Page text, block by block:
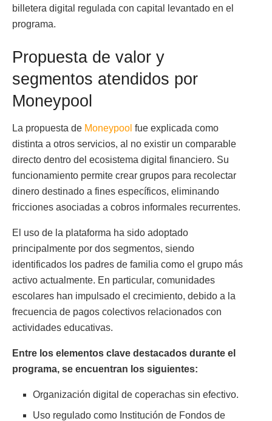
billetera digital regulada con capital levantado en el
programa.
Propuesta de valor y
segmentos atendidos por
Moneypool
La propuesta de Moneypool fue explicada como
distinta a otros servicios, al no existir un comparable
directo dentro del ecosistema digital financiero. Su
funcionamiento permite crear grupos para recolectar
dinero destinado a fines específicos, eliminando
fricciones asociadas a cobros informales recurrentes.
El uso de la plataforma ha sido adoptado
principalmente por dos segmentos, siendo
identificados los padres de familia como el grupo más
activo actualmente. En particular, comunidades
escolares han impulsado el crecimiento, debido a la
frecuencia de pagos colectivos relacionados con
actividades educativas.
Entre los elementos clave destacados durante el
programa, se encuentran los siguientes:
Organización digital de coperachas sin efectivo.
Uso regulado como Institución de Fondos de